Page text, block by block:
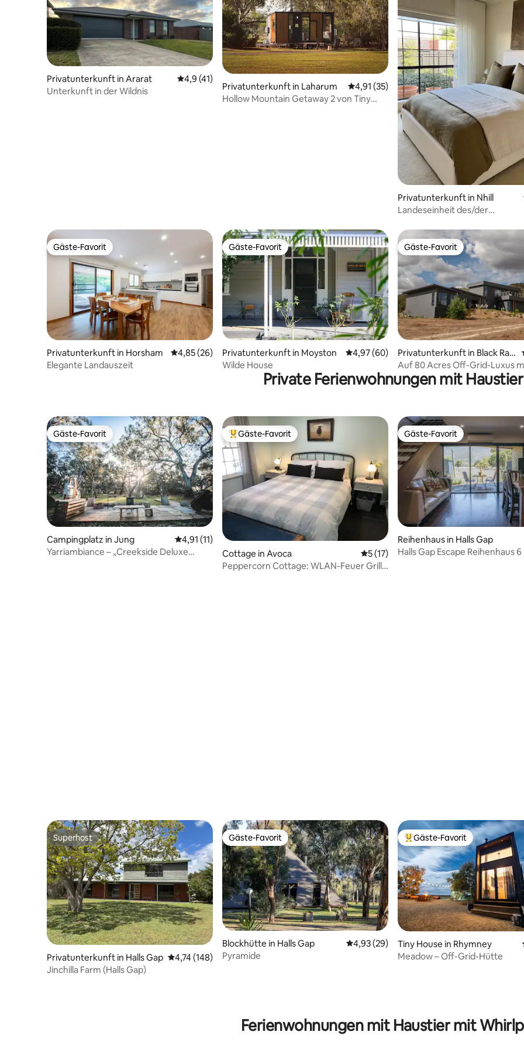
Privatunterkunft in Ararat Durchschnittliche Bewertung: 4,9 von 5, 41 Bewertungen
4,9 (41)
Unterkunft in der Wildnis
Privatunterkunft in Laharum Durchschnittliche Bewertung: 4,91 von 5,
4,91 (35)
Hollow Mountain Getaway 2 von Tiny
Privatunterkunft in Nhill
Landeseinheit des/der
Gäste-Favorit
Gäste-Favorit
Privatunterkunft in Horsham Durchschnittliche Bewertung: 4,85 von 5, 26 Bewertungen
4,85 (26)
Elegante Landauszeit
Gäste-Favorit
Gäste-Favorit
Privatunterkunft in Moyston Durchschnittliche Bewertung: 4,97 von 5,
4,97 (60)
Wilde House
Gäste-Favorit
Gäste-Favorit
Privatunterkunft in Black Ran
ge
Auf 80 Acres Off-Grid-Luxus
auf die Grampians
Private Ferienwohnungen mit Haustier
Gäste-Favorit
Gäste-Favorit
Campingplatz in Jung Durchschnittliche Bewertung: 4,91 von 5, 11 Bewertungen
4,91 (11)
Yarriambiance – „Creekside Deluxe
Beliebter Gäste-Favorit.
Gäste-Favorit
Cottage in Avoca Durchschnittliche Bewertung: 5 von 5,
5 (17)
Peppercorn Cottage: WLAN-Feuer Grill,
Gäste-Favorit
Gäste-Favorit
Reihenhaus in Halls Gap
Halls Gap Escape Reihenhaus 6
Superhost
Superhost
Privatunterkunft in Halls Gap Durchschnittliche Bewertung: 4,74 von 5, 148 Bewertungen
4,74 (148)
Jinchilla Farm (Halls Gap)
Gäste-Favorit
Gäste-Favorit
Blockhütte in Halls Gap Durchschnittliche Bewertung: 4,93 von 5,
4,93 (29)
Pyramide
Beliebter Gäste-Favorit.
Gäste-Favorit
Tiny House in Rhymney
Meadow – Off-Grid-Hütte
Ferienwohnungen mit Haustier mit